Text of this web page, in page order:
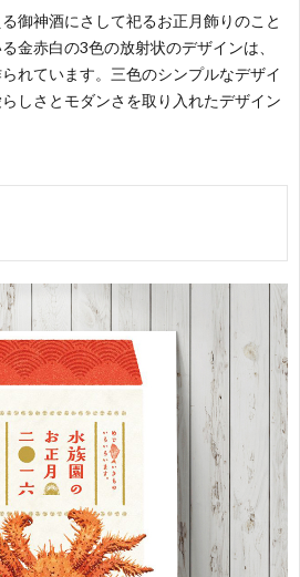
御神酒にさして祀るお正月飾りのこと
金赤白の3色の放射状のデザインは、
れています。三色のシンプルなデザイ
しさとモダンさを取り入れたデザイン